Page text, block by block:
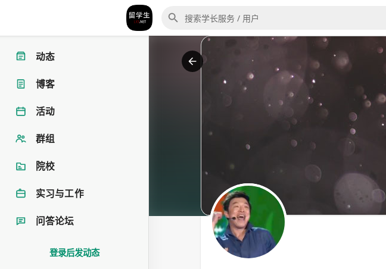
动态
博客
活动
群组
院校
实习与工作
问答论坛
登录后发动态